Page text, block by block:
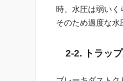
時、水圧は弱いく
そのため過度な水
2-2. トラッ